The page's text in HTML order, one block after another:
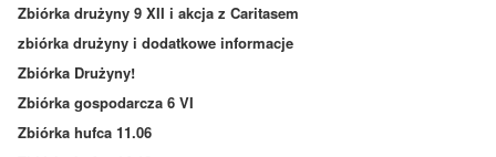
Zbiórka drużyny 9 XII i akcja z Caritasem
zbiórka drużyny i dodatkowe informacje
Zbiórka Drużyny!
Zbiórka gospodarcza 6 VI
Zbiórka hufca 11.06